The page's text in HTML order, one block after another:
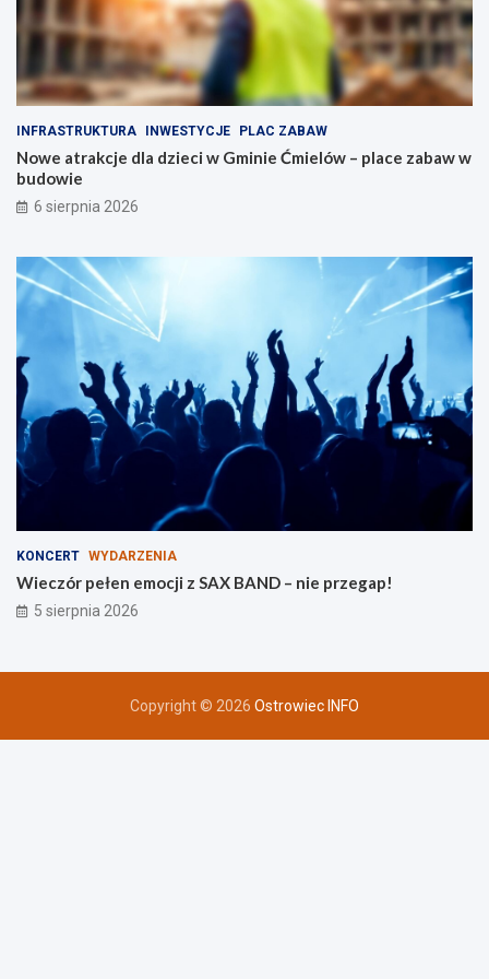
r
a
c
j
d
l
a
r
z
i
n
m
n
p
ę
z
i
e
INFRASTRUKTURA INWESTYCJE PLAC ZABAW
Nowe atrakcje dla dzieci w Gminie Ćmielów – place zabaw w
budowie
6 sierpnia 2026
KONCERT WYDARZENIA
Wieczór pełen emocji z SAX BAND – nie przegap!
5 sierpnia 2026
Copyright © 2026 Ostrowiec INFO